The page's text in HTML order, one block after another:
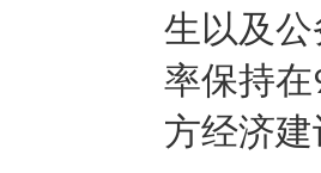
生以及
率保持在
方经济